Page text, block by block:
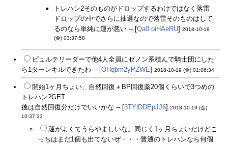
トレハン2そのものがドロップするわけではなく落雷
ドロップの中でさらに抽選なので落雷そのものはして
るのなら単純に運が悪い -- [Qa0.oiHAeRU] 2018-10-19
(金) 03:37:58
ピュルテリーダーで他4人全員にゼノン系積んで騎士団にした
ら1ターンキルできたわ -- [OHqbm2yPZWE] 2018-10-19 (金) 01:06:34
開始1ヶ月ちょい、自然回復＋BP回復薬20個くらいで3つめの
トレハン?GET
後は自然回復分だけでいいかな -- [3TYlDDEpJJ6] 2018-10-19 (金)
10:37:33
運がよくてうらやましいな。同じく1ヶ月ちょいだけどこ
っちはまだ1個も出てないぜ・・・普通のトレハンなら何個